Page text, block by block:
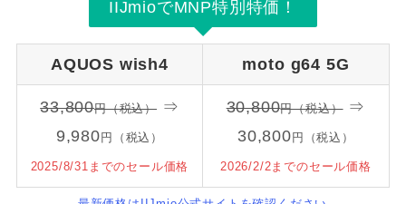
IIJmioでMNP特別特価！
AQUOS wish4 moto g64 5G
33,800円（税込） ⇒
9,980円（税込）
2025/8/31までのセール価格
30,800円（税込）⇒
30,800円（税込）
2026/2/2までのセール価格